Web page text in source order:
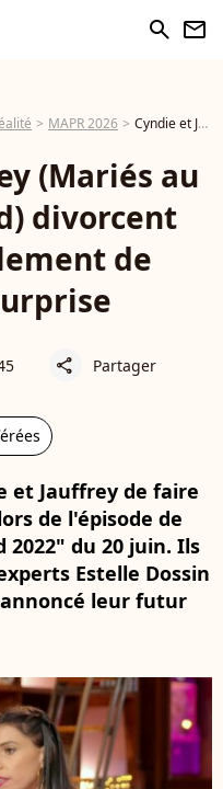
search newsletter
MAPR 2026 Cyndie et Jauffrey (Mariés au premier regard) divorcent après un règlement de comptes surprise
(Mariés au
divorcent
de
share Partager
et Jauffrey de faire
de l'épisode de
du 20 juin. Ils
Estelle Dossin
leur futur